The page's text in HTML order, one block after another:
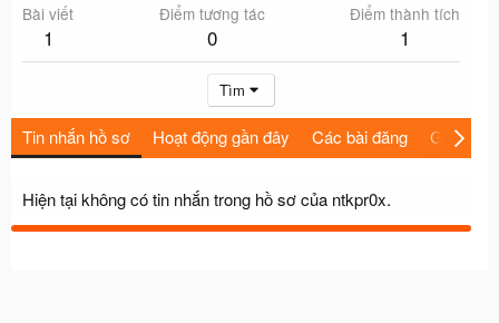
Bài viết
1
Điểm tương tác
0
Điểm thành tích
1
Tìm
Tin nhắn hồ sơ Hoạt động gần đây Các bài đăng Giới thiệu
Hiện tại không có tin nhắn trong hồ sơ của ntkpr0x.